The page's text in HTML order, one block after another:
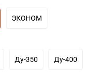
ЭКОНОМ
Ду-350 Ду-400